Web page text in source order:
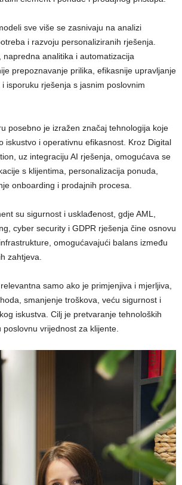
sve više se zasnivaju na analizi
i razvoju personaliziranih rješenja.
napredna analitika i automatizacija
prepoznavanje prilika, efikasnije upravljanje
isporuku rješenja s jasnim poslovnim
posebno je izražen značaj tehnologija koje
iskustvo i operativnu efikasnost. Kroz Digital
uz integraciju AI rješenja, omogućava se
s klijentima, personalizacija ponuda,
onboarding i prodajnih procesa.
su sigurnost i usklađenost, gdje AML,
cyber security i GDPR rješenja čine osnovu
omogućavajući balans između
zahtjeva.
samo ako je primjenjiva i mjerljiva,
smanjenje troškova, veću sigurnost i
iskustva. Cilj je pretvaranje tehnoloških
vrijednost za klijente.